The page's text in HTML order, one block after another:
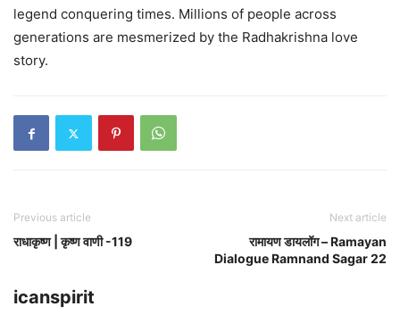
legend conquering times. Millions of people across
generations are mesmerized by the Radhakrishna love
story.
Previous article
राधाकृष्ण | कृष्ण वाणी -119
Next article
रामायण डायलॉग – Ramayan
Dialogue Ramnand Sagar 22
icanspirit